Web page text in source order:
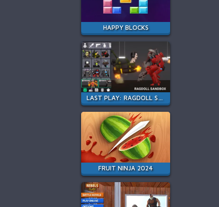
HAPPY BLOCKS
LAST PLAY: RAGDOLL SANDBOX
FRUIT NINJA 2024